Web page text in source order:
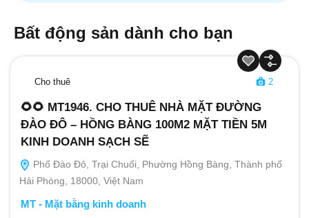
Bất động sản dành cho bạn
Cho thuê 2
🌻🌻 MT1946. CHO THUÊ NHÀ MẶT ĐƯỜNG
ĐÀO ĐÔ – HỒNG BÀNG 100M2 MẶT TIỀN 5M
KINH DOANH SẠCH SẼ
Phố Đào Đô, Trại Chuối, Phường Hồng Bàng, Thành phố
Hải Phòng, 18000, Việt Nam
MT - Mặt bằng kinh doanh